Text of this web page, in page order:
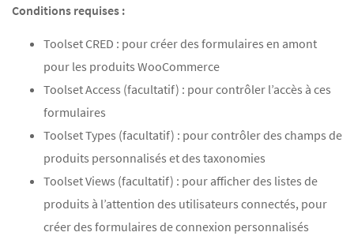
Conditions requises :
Toolset CRED : pour créer des formulaires en amont
pour les produits WooCommerce
Toolset Access (facultatif) : pour contrôler l’accès à ces
formulaires
Toolset Types (facultatif) : pour contrôler des champs de
produits personnalisés et des taxonomies
Toolset Views (facultatif) : pour afficher des listes de
produits à l’attention des utilisateurs connectés, pour
créer des formulaires de connexion personnalisés